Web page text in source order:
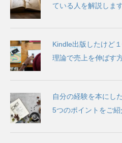
ている人を解説しま
Kindle出版したけど
理論で売上を伸ばす
自分の経験を本にし
5つのポイントをご紹